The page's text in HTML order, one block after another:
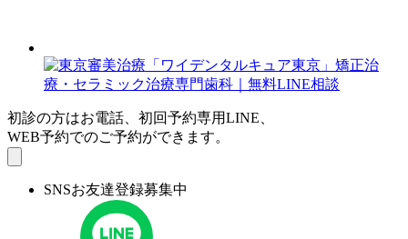
初診の方はお電話、初回予約専用LINE、
WEB予約でのご予約ができます。
SNSお友達登録募集中